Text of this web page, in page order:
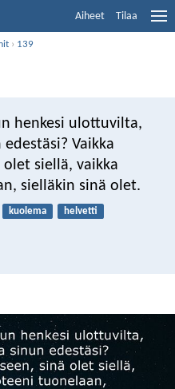
Aiheet Tilaa
› 139
henkesi ulottuvilta,
Vaikka
olet siellä, vaikka
sielläkin sinä olet.
kuolema
helvetti